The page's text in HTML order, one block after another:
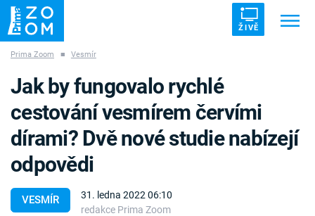
ŽIVĚ
ZÁHADY VETŘELCI DÁVNOVĚKU
Témata
Prima Zoom ■ Vesmír
VESMÍR
31. ledna 2022 06:10
redakce Prima Zoom
Jak by fungovalo rychlé
cestování vesmírem červími
dírami? Dvě nové studie nabízejí
odpovědi